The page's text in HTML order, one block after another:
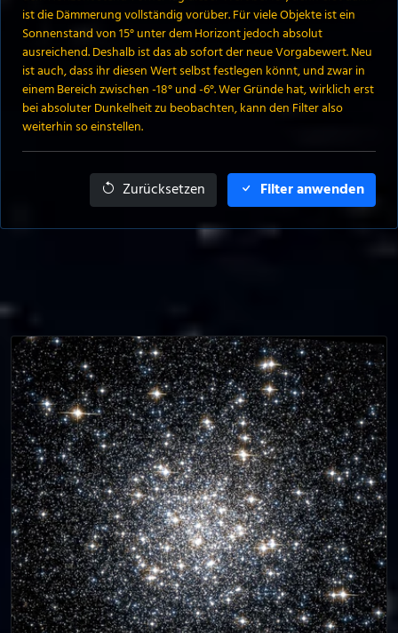
ist die Dämmerung vollständig vorüber. Für viele Objekte ist ein
Sonnenstand von 15° unter dem Horizont jedoch absolut
ausreichend. Deshalb ist das ab sofort der neue Vorgabewert. Neu
ist auch, dass ihr diesen Wert selbst festlegen könnt, und zwar in
einem Bereich zwischen -18° und -6°. Wer Gründe hat, wirklich erst
bei absoluter Dunkelheit zu beobachten, kann den Filter also
weiterhin so einstellen.
Zurücksetzen Filter anwenden